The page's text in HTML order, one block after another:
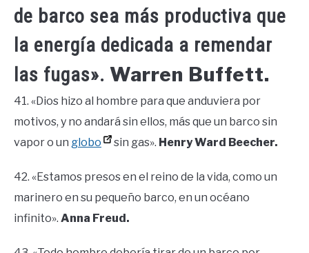
de barco sea más productiva que
la energía dedicada a remendar
las fugas». Warren Buffett.
41. «Dios hizo al hombre para que anduviera por
motivos, y no andará sin ellos, más que un barco sin
vapor o un globo sin gas». Henry Ward Beecher.
42. «Estamos presos en el reino de la vida, como un
marinero en su pequeño barco, en un océano
infinito». Anna Freud.